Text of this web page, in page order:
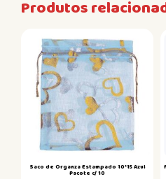
Produtos
Saco de Organza Estampado 10*15 Azul
Pacote c/ 10